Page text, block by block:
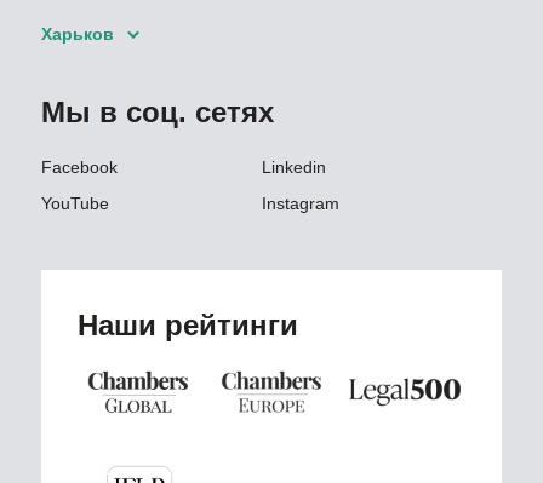
Харьков
Мы в соц. сетях
Facebook
Linkedin
YouTube
Instagram
Наши рейтинги